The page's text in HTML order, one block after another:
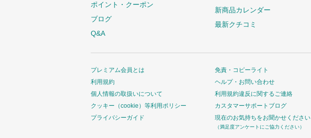
ポイント・クーポン
ブログ
Q&A
新商品カレンダー
最新クチコミ
プレミアム会員とは
利用規約
個人情報の取扱いについて
クッキー（cookie）等利用ポリシー
プライバシーガイド
免責・コピーライト
ヘルプ・お問い合わせ
利用規約違反に関するご連絡
カスタマーサポートブログ
現在のお気持ちをお聞かせください
（満足度アンケートにご協力ください）